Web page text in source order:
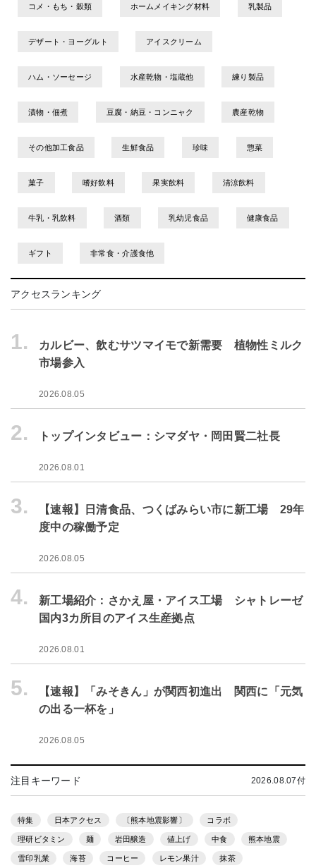
コメ・もち・穀類 ホームメイキング材料 乳製品
デザート・ヨーグルト アイスクリーム
ハム・ソーセージ 水産乾物・塩蔵他 練り製品
漬物・佃煮 豆腐・納豆・コンニャク 農産乾物
その他加工食品 生鮮食品 珍味 惣菜
菓子 嗜好飲料 果実飲料 清涼飲料
牛乳・乳飲料 酒類 乳幼児食品 健康食品
ギフト 非常食・介護食他
アクセスランキング
1.
カルビー、飲むサツマイモで新需要 植物性ミルク
市場参入
2026.08.05
2. トップインタビュー：シマダヤ・岡田賢二社長
2026.08.01
3.
【速報】日清食品、つくばみらい市に新工場 29年
度中の稼働予定
2026.08.05
4.
新工場紹介：さかえ屋・アイス工場 シャトレーゼ
国内3カ所目のアイス生産拠点
2026.08.01
5.
【速報】「みそきん」が関西初進出 関西に「元気
の出る一杯を」
2026.08.05
注目キーワード 2026.08.07付
特集 日本アクセス 〔熊本地震影響〕 コラボ
理研ビタミン 麺 岩田醸造 値上げ 中食 熊本地震
雪印乳業 海苔 コーヒー レモン果汁 抹茶